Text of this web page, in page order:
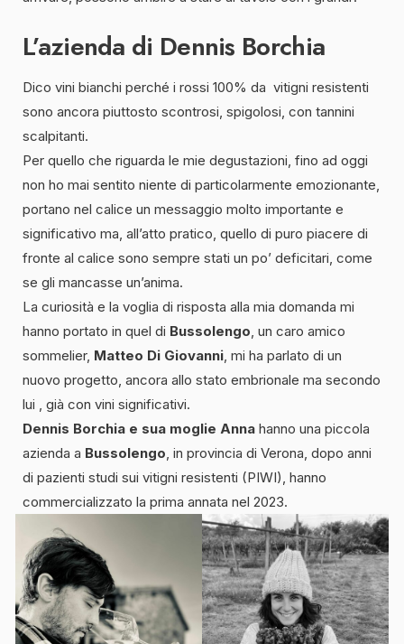
L’azienda di Dennis Borchia
Dico vini bianchi perché i rossi 100% da vitigni resistenti
sono ancora piuttosto scontrosi, spigolosi, con tannini
scalpitanti.
Per quello che riguarda le mie degustazioni, fino ad oggi
non ho mai sentito niente di particolarmente emozionante,
portano nel calice un messaggio molto importante e
significativo ma, all’atto pratico, quello di puro piacere di
fronte al calice sono sempre stati un po’ deficitari, come
se gli mancasse un’anima.
La curiosità e la voglia di risposta alla mia domanda mi
hanno portato in quel di Bussolengo, un caro amico
sommelier, Matteo Di Giovanni, mi ha parlato di un
nuovo progetto, ancora allo stato embrionale ma secondo
lui , già con vini significativi.
Dennis Borchia e sua moglie Anna hanno una piccola
azienda a Bussolengo, in provincia di Verona, dopo anni
di pazienti studi sui vitigni resistenti (PIWI), hanno
commercializzato la prima annata nel 2023.